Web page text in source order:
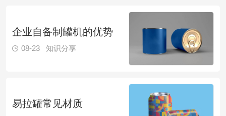
企业自备制罐机的优势
08-23 知识分享
易拉罐常见材质